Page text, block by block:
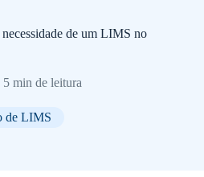
de um LIMS no
5 min de leitura
de LIMS